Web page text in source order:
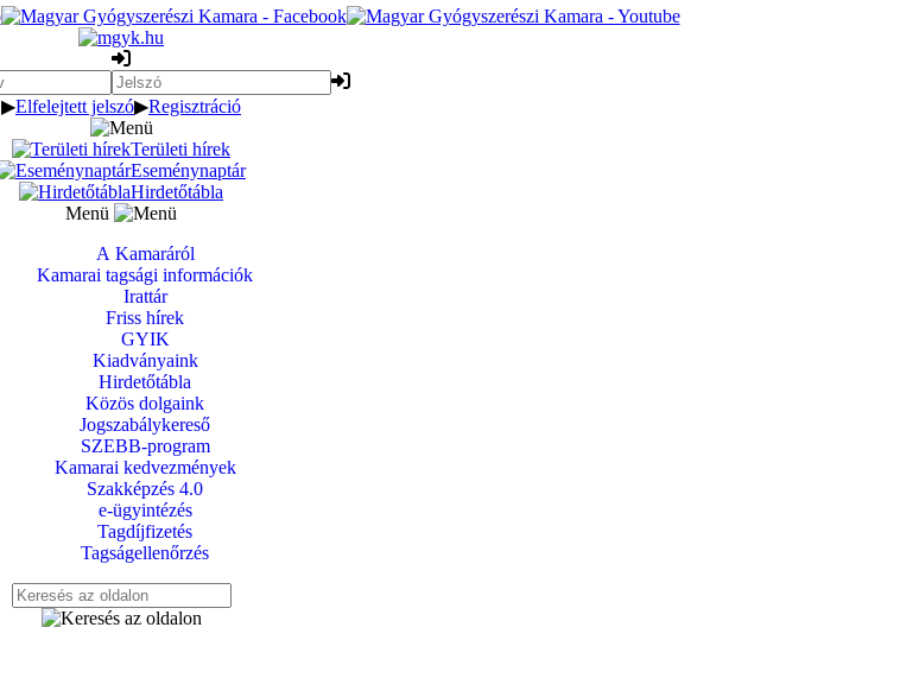
▶Elfelejtett jelszó▶Regisztráció
Területi hírek
Eseménynaptár
Hirdetőtábla
Menü
A Kamaráról
Kamarai tagsági információk
Irattár
Friss hírek
GYIK
Kiadványaink
Hirdetőtábla
Közös dolgaink
Jogszabálykereső
SZEBB-program
Kamarai kedvezmények
Szakképzés 4.0
e-ügyintézés
Tagdíjfizetés
Tagságellenőrzés